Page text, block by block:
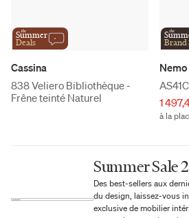
the
Summer
Deals
Cassina
838 Veliero Bibliothèque -
Frêne teinté Naturel
the
Brand
Nemo
1
à la
Summer Sale
Des best-sellers aux
du design, laissez-vous
exclusive de mobilier